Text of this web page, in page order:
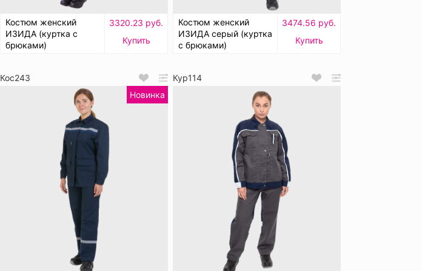
Костюм женский
ИЗИДА (куртка с
брюками)
3320.23 руб.
Купить
Костюм женский
ИЗИДА серый (куртка
с брюками)
3474.56 руб.
Купить
Кос243
Новинка
Кур114